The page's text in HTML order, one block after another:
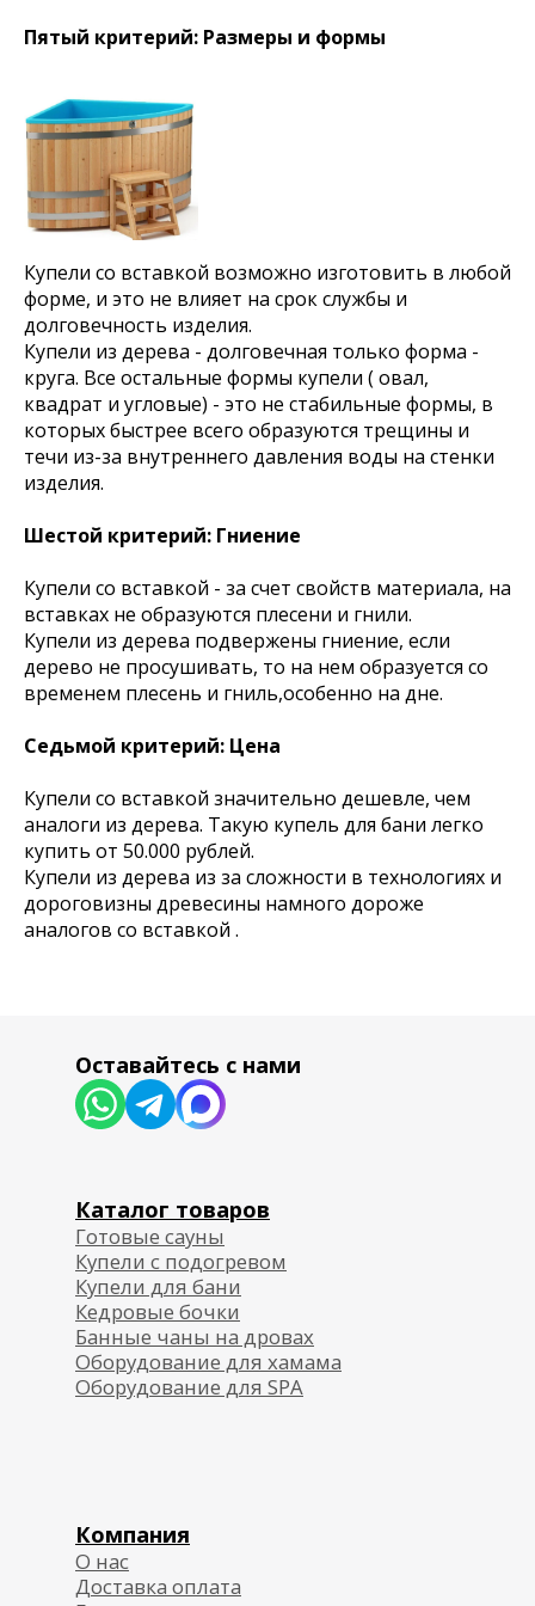
Пятый критерий: Размеры и формы
Купели со вставкой возможно изготовить в любой
форме, и это не влияет на срок службы и
долговечность изделия.
Купели из дерева - долговечная только форма -
круга. Все остальные формы купели ( овал,
квадрат и угловые) - это не стабильные формы, в
которых быстрее всего образуются трещины и
течи из-за внутреннего давления воды на стенки
изделия.
Шестой критерий: Гниение
Купели со вставкой - за счет свойств материала, на
вставках не образуются плесени и гнили.
Купели из дерева подвержены гниение, если
дерево не просушивать, то на нем образуется со
временем плесень и гниль,особенно на дне.
Седьмой критерий: Цена
Купели со вставкой значительно дешевле, чем
аналоги из дерева. Такую купель для бани легко
купить от 50.000 рублей.
Купели из дерева из за сложности в технологиях и
дороговизны древесины намного дороже
аналогов со вставкой .
Оставайтесь с нами
Наши контакты
8 800 333-20-29
office@fitorodnik.ru
г. Москва, Ракетный бульвар, 16
Компания
Блог
Согласие на обработку персональных данных
Готовые сауны
Купели для бани
Кедровые бочки
Банные чаны на дровах
Оборудование для хамама
Оборудование для SPA